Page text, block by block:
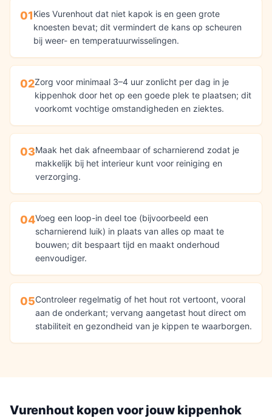
01Kies Vurenhout dat niet kapok is en geen grote
knoesten bevat; dit vermindert de kans op scheuren
bij weer- en temperatuurwisselingen.
02Zorg voor minimaal 3–4 uur zonlicht per dag in je
kippenhok door het op een goede plek te plaatsen; dit
voorkomt vochtige omstandigheden en ziektes.
03Maak het dak afneembaar of scharnierend zodat je
makkelijk bij het interieur kunt voor reiniging en
verzorging.
04Voeg een loop-in deel toe (bijvoorbeeld een
scharnierend luik) in plaats van alles op maat te
bouwen; dit bespaart tijd en maakt onderhoud
eenvoudiger.
05Controleer regelmatig of het hout rot vertoont, vooral
aan de onderkant; vervang aangetast hout direct om
stabiliteit en gezondheid van je kippen te waarborgen.
Vurenhout kopen voor jouw kippenhok